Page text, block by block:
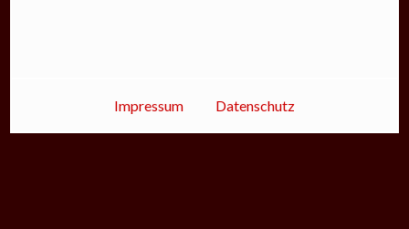
Impressum Datenschutz